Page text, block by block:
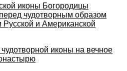
иконы Богородицы
чудотворным образом
и Американской
иконы на вечное